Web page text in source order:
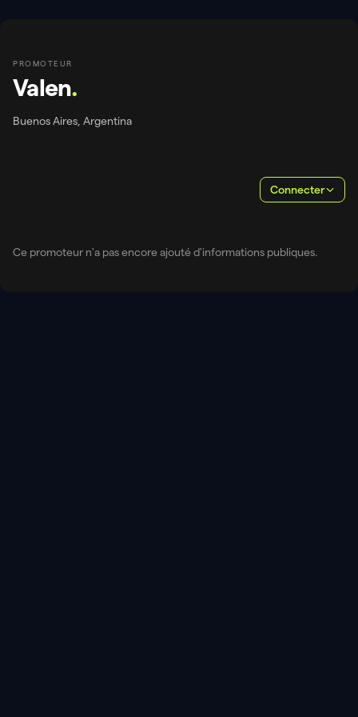
PROMOTEUR
Valen.
Buenos Aires, Argentina
Connecter
Ce promoteur n'a pas encore ajouté d'informations publiques.